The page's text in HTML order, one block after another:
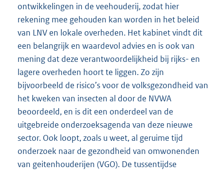
ontwikkelingen in de veehouderij, zodat hier
rekening mee gehouden kan worden in het beleid
van LNV en lokale overheden. Het kabinet vindt dit
een belangrijk en waardevol advies en is ook van
mening dat deze verantwoordelijkheid bij rijks- en
lagere overheden hoort te liggen. Zo zijn
bijvoorbeeld de risico’s voor de volksgezondheid van
het kweken van insecten al door de NVWA
beoordeeld, en is dit een onderdeel van de
uitgebreide onderzoeksagenda van deze nieuwe
sector. Ook loopt, zoals u weet, al geruime tijd
onderzoek naar de gezondheid van omwonenden
van geitenhouderijen (VGO). De tussentijdse